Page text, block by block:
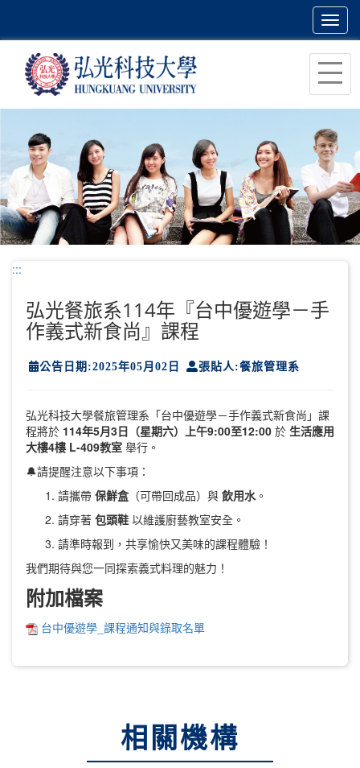
主
容
區
塊
:::
弘光餐旅系114年『台中優遊學－手
作義式新食尚』課程
公告日期:2025年05月02日 張貼人:餐旅管理系
弘光科技大學餐旅管理系「台中優遊學－手作義式新食尚」課
程將於 114年5月3日（星期六）上午9:00至12:00於 生活應用
大樓4樓 L-409教室舉行。
🔔請提醒注意以下事項：
請攜帶 保鮮盒（可帶回成品）與 飲用水。
請穿著 包頭鞋以維護廚藝教室安全。
請準時報到，共享愉快又美味的課程體驗！
我們期待與您一同探索義式料理的魅力！
附加檔案
台中優遊學_課程通知與錄取名單
相關機構